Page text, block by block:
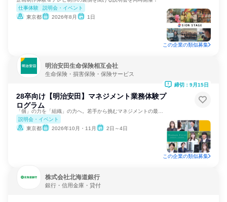
仕事体験
説明会・イベント
東京都
2026年8月 1日
この企業の類似募集
明治安田生命保険相互会社
生命保険・損害保険・保険サービス
28卒向け【明治安田】マネジメント業務体験プ
ログラム
説明会・イベント
東京都
2026年10月・11月 2日～4日
締切：9月15日
この企業の類似募集
株式会社北海道銀行
銀行・信用金庫・貸付